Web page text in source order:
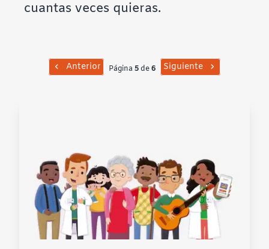
cuantas veces quieras.
Anterior Página 5 de6 Siguiente
Fuente legible